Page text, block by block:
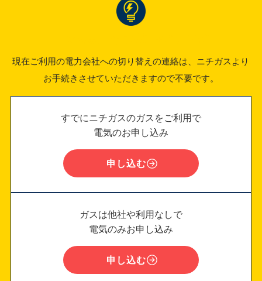
現在ご利用の電力会社への切り替えの連絡は、ニチガスより
お手続きさせていただきますので不要です。
すでにニチガスのガスをご利用で
電気のお申し込み
申し込む
ガスは他社や利用なしで
電気のみお申し込み
申し込む